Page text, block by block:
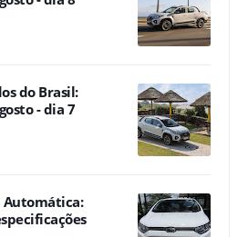
do Brasil:
- dia 7
Automática: